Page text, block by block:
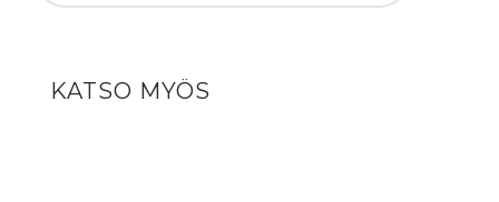
KATSO MYÖS